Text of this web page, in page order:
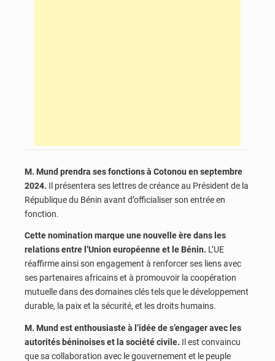
M. Mund prendra ses fonctions à Cotonou en septembre
2024. Il présentera ses lettres de créance au Président de la
République du Bénin avant d’officialiser son entrée en
fonction.
Cette nomination marque une nouvelle ère dans les
relations entre l’Union européenne et le Bénin. L’UE
réaffirme ainsi son engagement à renforcer ses liens avec
ses partenaires africains et à promouvoir la coopération
mutuelle dans des domaines clés tels que le développement
durable, la paix et la sécurité, et les droits humains.
M. Mund est enthousiaste à l’idée de s’engager avec les
autorités béninoises et la société civile. Il est convaincu
que sa collaboration avec le gouvernement et le peuple